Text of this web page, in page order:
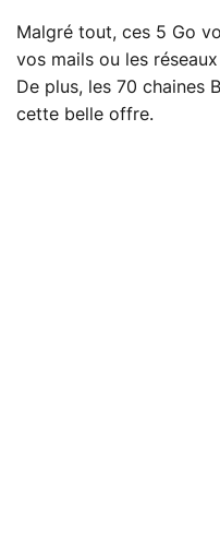
Malgré tout, ces 5 Go
vos mails ou les
De plus, les 70 chaines
cette belle offre.